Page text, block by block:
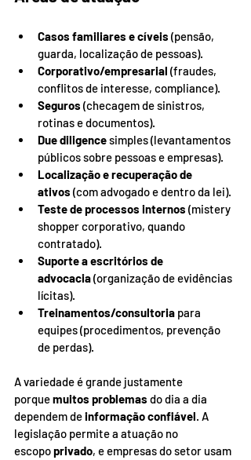
Casos familiares e cíveis (pensão,
guarda, localização de pessoas).
Corporativo/empresarial (fraudes,
conflitos de interesse, compliance).
Seguros (checagem de sinistros,
rotinas e documentos).
Due diligence simples (levantamentos
públicos sobre pessoas e empresas).
Localização e recuperação de
ativos (com advogado e dentro da lei).
Teste de processos internos (mistery
shopper corporativo, quando
contratado).
Suporte a escritórios de
advocacia (organização de evidências
lícitas).
Treinamentos/consultoria para
equipes (procedimentos, prevenção
de perdas).
A variedade é grande justamente
porque muitos problemas do dia a dia
dependem de informação confiável. A
legislação permite a atuação no
escopo privado, e empresas do setor usam